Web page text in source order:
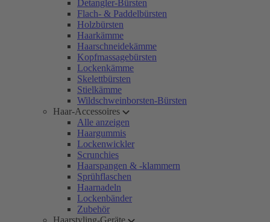
Detangler-Bürsten
Flach- & Paddelbürsten
Holzbürsten
Haarkämme
Haarschneidekämme
Kopfmassagebürsten
Lockenkämme
Skelettbürsten
Stielkämme
Wildschweinborsten-Bürsten
Haar-Accessoires
Alle anzeigen
Haargummis
Lockenwickler
Scrunchies
Haarspangen & -klammern
Sprühflaschen
Haarnadeln
Lockenbänder
Zubehör
Haarstyling-Geräte